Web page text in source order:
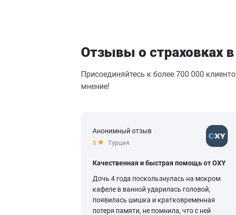
Отзывы о страховках
Присоединяйтесь к более 700 000
мнение!
Анонимный отзыв
5 Турция
Качественная и быстрая помощь от OXY
Дочь 4 года поскользнулась на мокром
кафеле в ванной ударилась головой,
появилась шишка и кратковременная
потеря памяти, не помнила, что с ней